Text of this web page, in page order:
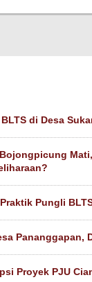
di Desa
Pungli
Pananggapan,
Proyek PJU